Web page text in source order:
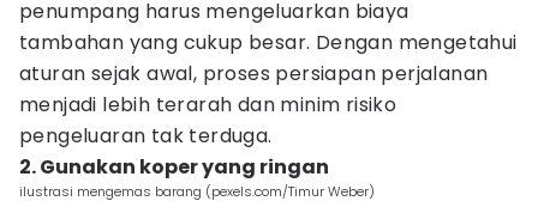
penumpang harus mengeluarkan biaya
tambahan yang cukup besar. Dengan mengetahui
aturan sejak awal, proses persiapan perjalanan
menjadi lebih terarah dan minim risiko
pengeluaran tak terduga.
2. Gunakan koper yang ringan
ilustrasi mengemas barang (pexels.com/Timur Weber)